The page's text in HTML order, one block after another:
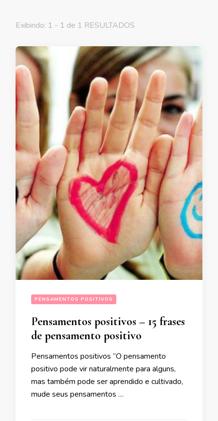
Exibindo: 1 - 1 de 1 RESULTADOS
PENSAMENTOS POSITIVOS
Pensamentos positivos – 15 frases
de pensamento positivo
Pensamentos positivos “O pensamento
positivo pode vir naturalmente para alguns,
mas também pode ser aprendido e cultivado,
mude seus pensamentos …